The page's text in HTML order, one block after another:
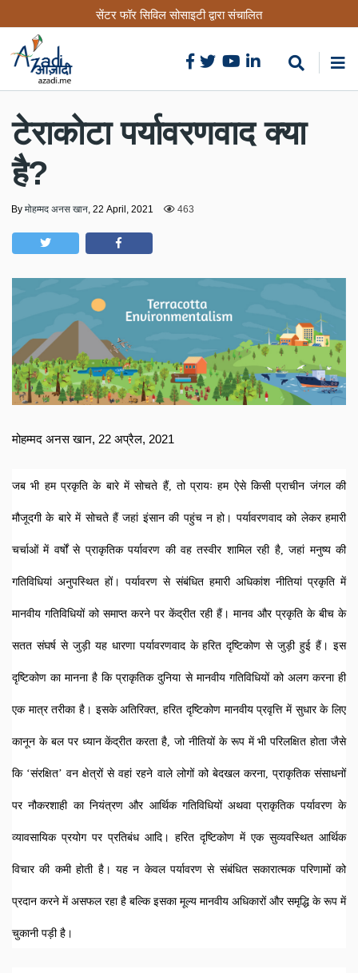
to
content
सेंटर फॉर सिविल सोसाइटी द्वारा संचालित
टेराकोटा पर्यावरणवाद क्या
है?
By मोहम्मद अनस खान, 22 April, 2021 463
मोहम्मद अनस खान, 22 अप्रैल, 2021
जब भी हम प्रकृति के बारे में सोचते हैं, तो प्रायः हम ऐसे किसी प्राचीन जंगल की
मौजूदगी के बारे में सोचते हैं जहां इंसान की पहुंच न हो। पर्यावरणवाद को लेकर हमारी
चर्चाओं में वर्षों से प्राकृतिक पर्यावरण की वह तस्वीर शामिल रही है, जहां मनुष्य की
गतिविधियां अनुपस्थित हों। पर्यावरण से संबंधित हमारी अधिकांश नीतियां प्रकृति में
मानवीय गतिविधियों को समाप्त करने पर केंद्रीत रही हैं। मानव और प्रकृति के बीच के
सतत संघर्ष से जुड़ी यह धारणा पर्यावरणवाद के हरित दृष्टिकोण से जुड़ी हुई हैं। इस
दृष्टिकोण का मानना है कि प्राकृतिक दुनिया से मानवीय गतिविधियों को अलग करना ही
एक मात्र तरीका है। इसके अतिरिक्त, हरित दृष्टिकोण मानवीय प्रवृत्ति में सुधार के लिए
कानून के बल पर ध्यान केंद्रीत करता है, जो नीतियों के रूप में भी परिलक्षित होता जैसे
कि ‘संरक्षित’ वन क्षेत्रों से वहां रहने वाले लोगों को बेदखल करना, प्राकृतिक संसाधनों
पर नौकरशाही का नियंत्रण और आर्थिक गतिविधियों अथवा प्राकृतिक पर्यावरण के
व्यावसायिक प्रयोग पर प्रतिबंध आदि। हरित दृष्टिकोण में एक सुव्यवस्थित आर्थिक
विचार की कमी होती है। यह न केवल पर्यावरण से संबंधित सकारात्मक परिणामों को
प्रदान करने में असफल रहा है बल्कि इसका मूल्य मानवीय अधिकारों और समृद्धि के रूप में
चुकानी पड़ी है।